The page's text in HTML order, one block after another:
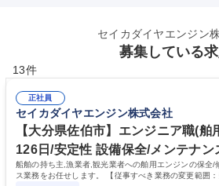
セイカダイヤエンジン
募集している
13件
正社員
セイカダイヤエンジン株式会社
【大分県佐伯市】エンジニア職(
126日/安定性 設備保全/メンテナン
船舶の持ち主,漁業者,観光業者への舶用エンジンの保全/
ス業務をお任せします。 【従事すべき業務の変更範囲：